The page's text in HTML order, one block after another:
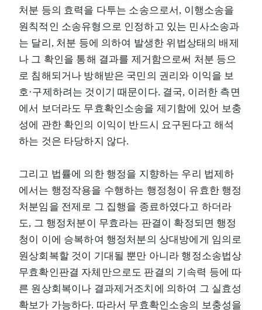
처분 등의 효력을 다투는 소송으로서, 이행소송을
원칙적인 소송유형으로 인정하고 있는 민사소송과
는 달리, 처분 등에 의하여 발생한 위법상태의 배제
나 그 확인을 통해 결과를 제거함으로써 처분 등으
로 침해되거나 방해받은 국민의 권리와 이익을 보
호·구제하려는 것이기 때문이다. 결국, 이러한 측면
에서 보더라도 무효확인소송을 제기함에 있어 보충
성에 관한 확인의 이익이 반드시 요구된다고 해석
하는 것은 타당하지 않다.
그리고 법률에 의한 행정을 지향하는 우리 법제하
에서는 행정작용을 수행하는 행정청이 유효한 행정
처분임을 전제로 그 집행을 종료하였다고 하더라
도, 그 행정처분이 무효라는 판결이 확정되면 행정
청이 이에 승복하여 행정처분의 상대방에게 임의로
원상회복할 것이 기대될 뿐만 아니라 행정소송법상
무효확인판결 자체만으로도 판결의 기속력 등에 따
른 원상회복이나 결과제거조치에 의하여 그 실효성
확보가 가능하다. 따라서 무효확인소송의 보충성을